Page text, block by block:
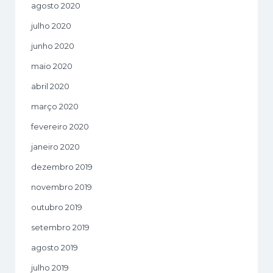
agosto 2020
julho 2020
junho 2020
maio 2020
abril 2020
março 2020
fevereiro 2020
janeiro 2020
dezembro 2019
novembro 2019
outubro 2019
setembro 2019
agosto 2019
julho 2019